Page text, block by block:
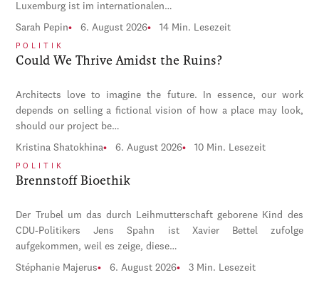
Luxemburg ist im internationalen…
Sarah Pepin 6. August 2026 14 Min. Lesezeit
POLITIK
Could We Thrive Amidst the Ruins?
Architects love to imagine the future. In essence, our work
depends on selling a fictional vision of how a place may look,
should our project be…
Kristina Shatokhina 6. August 2026 10 Min. Lesezeit
POLITIK
Brennstoff Bioethik
Der Trubel um das durch Leihmutterschaft geborene Kind des
CDU-Politikers Jens Spahn ist Xavier Bettel zufolge
aufgekommen, weil es zeige, diese…
Stéphanie Majerus 6. August 2026 3 Min. Lesezeit